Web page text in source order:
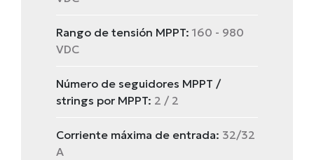
Rango de tensión MPPT: 160 - 980
VDC
Número de seguidores MPPT /
strings por MPPT: 2 / 2
Corriente máxima de entrada: 32/32
A